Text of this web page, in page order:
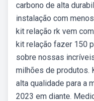
carbono de alta
instalação com
kit relação rk vem
kit relação fazer 150
sobre nossas
milhões de produtos.
alta qualidade para a
2023 em diante.